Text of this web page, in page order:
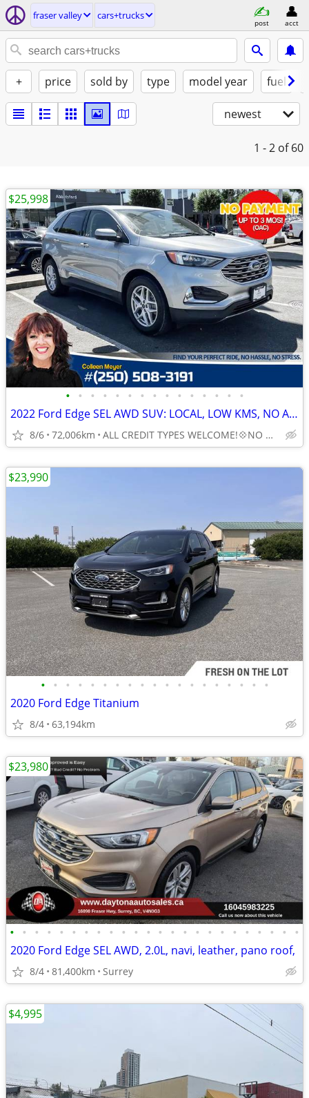
fraser valley cars+trucks
post acct
+ price sold by type model year fuel
newest
1 - 2 of 60
• • • • • • • • • • • • • • •
2022 Ford Edge SEL AWD SUV: LOCAL, LOW KMS, NO ACCIDENTS
8/6 72,006km ALL CREDIT TYPES WELCOME!💠NO DOWN REQUIRED!
$25,998
• • • • • • • • • • • • • • • • • • •
2020 Ford Edge Titanium
8/4 63,194km
$23,990
• • • • • • • • • • • • • • • • • • • • • • • •
2020 Ford Edge SEL AWD, 2.0L, navi, leather, pano roof,
8/4 81,400km Surrey
$23,980
$4,995